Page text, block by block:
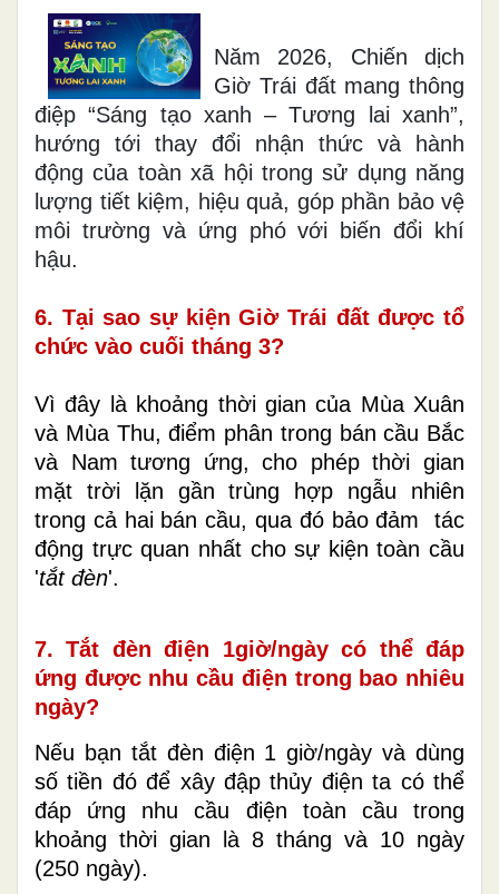
Năm 2026, Chiến dịch
Giờ Trái đất mang thông
điệp “Sáng tạo xanh – Tương lai xanh”,
hướng tới thay đổi nhận thức và hành
động của toàn xã hội trong sử dụng năng
lượng tiết kiệm, hiệu quả, góp phần bảo vệ
môi trường và ứng phó với biến đổi khí
hậu.
6. Tại sao sự kiện Giờ Trái đất được tổ
chức vào cuối tháng 3?
Vì đây là khoảng thời gian của Mùa Xuân
và Mùa Thu, điểm phân trong bán cầu Bắc
và Nam tương ứng, cho phép thời gian
mặt trời lặn gần trùng hợp ngẫu nhiên
trong cả hai bán cầu, qua đó bảo đảm tác
động trực quan nhất cho sự kiện toàn cầu
'tắt đèn'.
7. Tắt đèn điện 1giờ/ngày có thể đáp
ứng được nhu cầu điện trong bao nhiêu
ngày?
Nếu bạn tắt đèn điện 1 giờ/ngày và dùng
số tiền đó để xây đập thủy điện ta có thể
đáp ứng nhu cầu điện toàn cầu trong
khoảng thời gian là 8 tháng và 10 ngày
(250 ngày).